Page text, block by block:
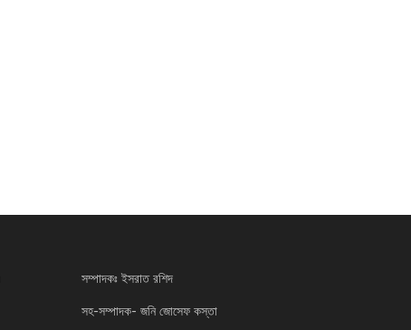
সম্পাদকঃ ইসরাত রশিদ
সহ-সম্পাদক- জনি জোসেফ কস্তা